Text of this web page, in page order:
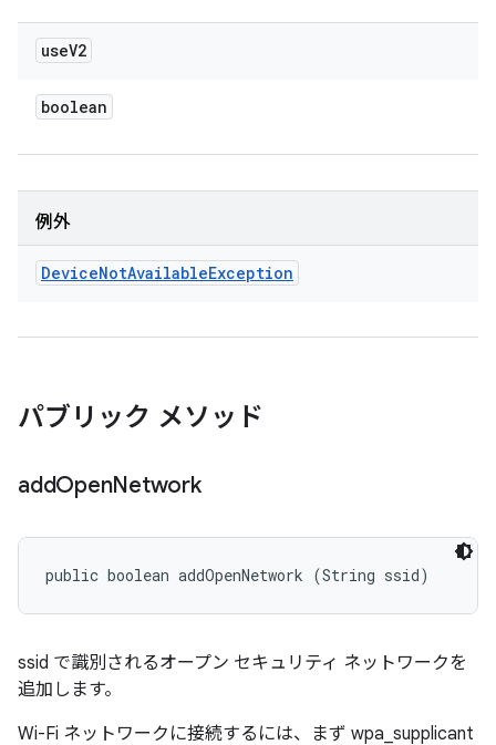
useV2
boolean
例外
DeviceNotAvailableException
パブリック メソッド
addOpenNetwork
public boolean addOpenNetwork (String ssid)
ssid で識別されるオープン セキュリティ ネットワークを
追加します。
Wi-Fi ネットワークに接続するには、まず wpa_supplicant